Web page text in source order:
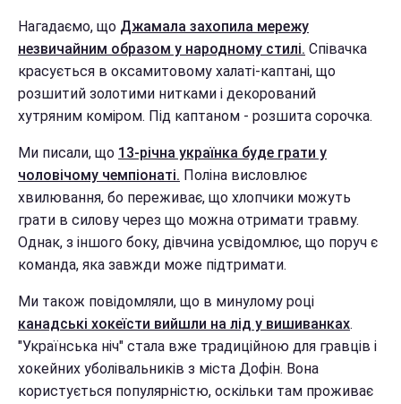
Нагадаємо, що Джамала захопила мережу
незвичайним образом у народному стилі. Співачка
красується в оксамитовому халаті-каптані, що
розшитий золотими нитками і декорований
хутряним коміром. Під каптаном - розшита сорочка.
Ми писали, що 13-річна українка буде грати у
чоловічому чемпіонаті. Поліна висловлює
хвилювання, бо переживає, що хлопчики можуть
грати в силову через що можна отримати травму.
Однак, з іншого боку, дівчина усвідомлює, що поруч є
команда, яка завжди може підтримати.
Ми також повідомляли, що в минулому році
канадські хокеїсти вийшли на лід у вишиванках.
"Українська ніч" стала вже традиційною для гравців і
хокейних уболівальників з міста Дофін. Вона
користується популярністю, оскільки там проживає